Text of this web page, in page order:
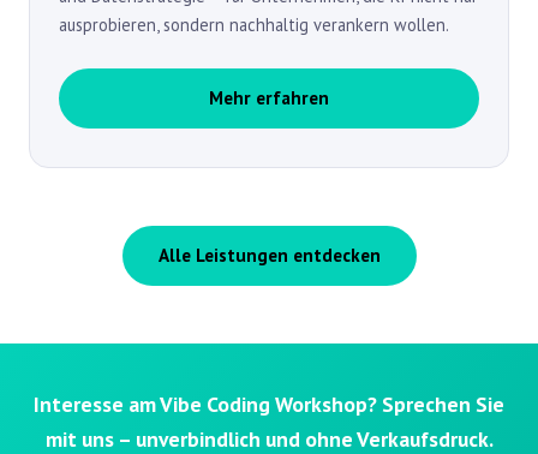
ausprobieren, sondern nachhaltig verankern wollen.
Mehr erfahren
Alle Leistungen entdecken
Interesse am Vibe Coding Workshop? Sprechen Sie
mit uns – unverbindlich und ohne Verkaufsdruck.